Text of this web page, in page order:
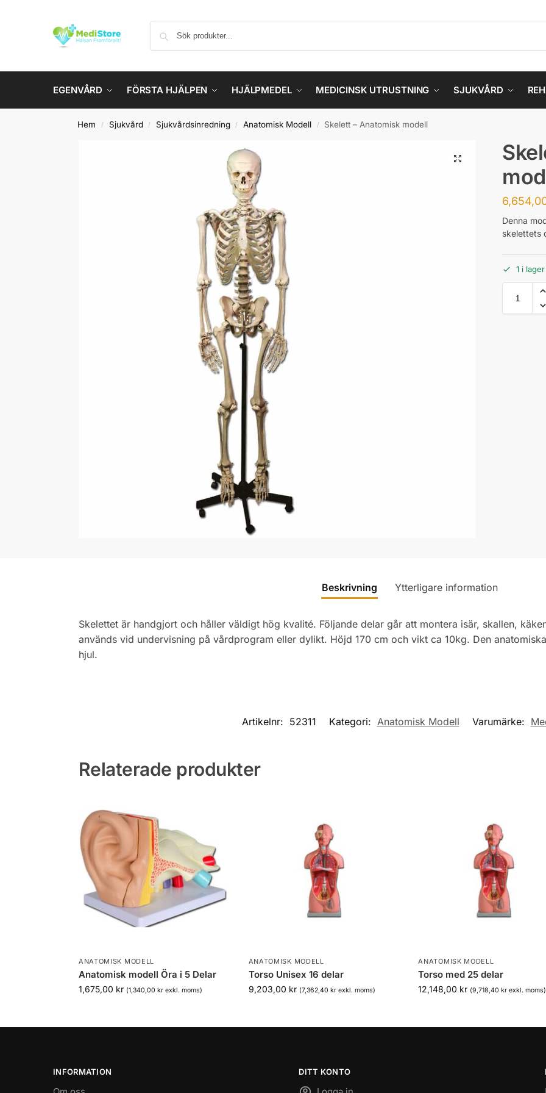
EGENVÅRD FÖRSTA HJÄLPEN HJÄLPMEDEL MEDICINSK UTRUSTNING SJUKVÅRD
Hem / Sjukvård / Sjukvårdsinredning / Anatomisk Modell / Skelett – Anatomisk modell
Denna
skelettets
1 i
Beskrivning Ytterligare information
Skelettet är handgjort och håller väldigt hög kvalité. Följande delar går att montera isär, skallen,
används vid undervisning på vårdprogram eller dylikt. Höjd 170 cm och vikt ca 10kg. Den
hjul.
Artikelnr: 52311 Kategori: Anatomisk Modell Varumärke:
Relaterade produkter
ANATOMISK MODELL
Anatomisk modell Öra i 5 Delar
1,675,00 kr (1,340,00 krexkl. moms)
ANATOMISK MODELL
Torso Unisex 16 delar
9,203,00 kr (7,362,40 krexkl. moms)
ANATOMISK MODELL
Torso med 25 delar
12,148,00 kr (9,718,40kr exkl. moms)
INFORMATION DITT KONTO